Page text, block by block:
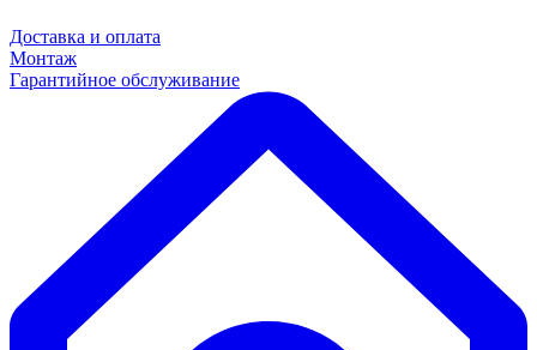
Доставка и оплата
Монтаж
Гарантийное обслуживание